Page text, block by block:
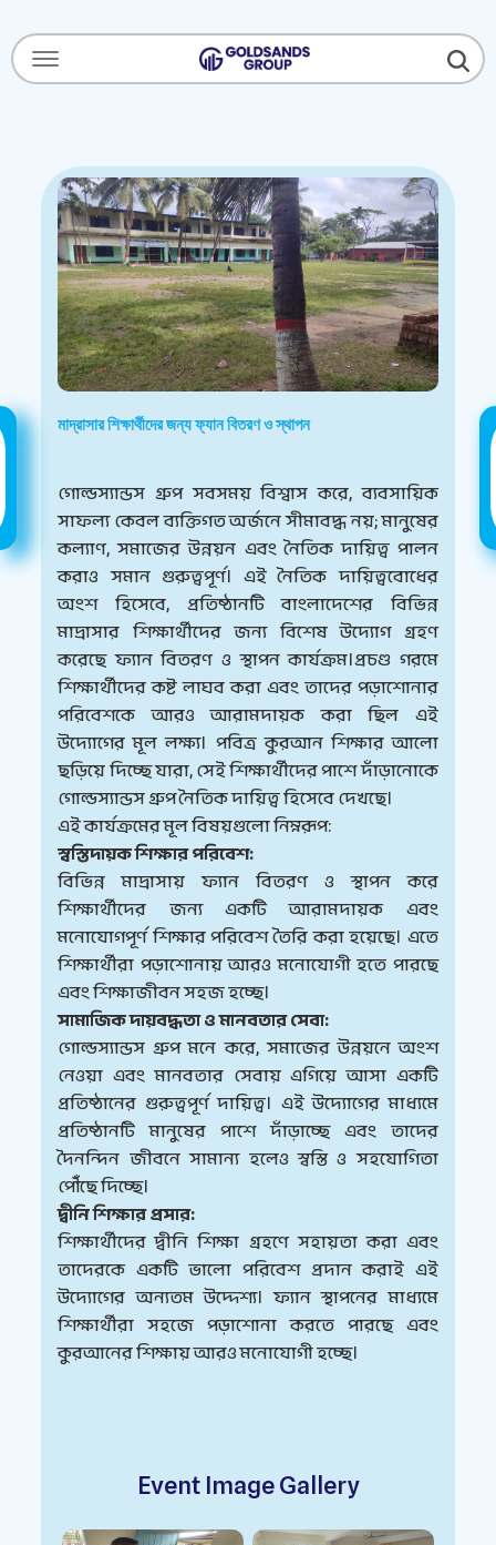
মাদ্রাসার শিক্ষার্থীদের জন্য ফ্যান বিতরণ ও স্থাপন
গোল্ডস্যান্ডস গ্রুপ সবসময় বিশ্বাস করে, ব্যবসায়িক
সাফল্য কেবল ব্যক্তিগত অর্জনে সীমাবদ্ধ নয়; মানুষের
কল্যাণ, সমাজের উন্নয়ন এবং নৈতিক দায়িত্ব পালন
করাও সমান গুরুত্বপূর্ণ। এই নৈতিক দায়িত্ববোধের
অংশ হিসেবে, প্রতিষ্ঠানটি বাংলাদেশের বিভিন্ন
মাদ্রাসার শিক্ষার্থীদের জন্য বিশেষ উদ্যোগ গ্রহণ
করেছে ফ্যান বিতরণ ও স্থাপন কার্যক্রম।প্রচণ্ড গরমে
শিক্ষার্থীদের কষ্ট লাঘব করা এবং তাদের পড়াশোনার
পরিবেশকে আরও আরামদায়ক করা ছিল এই
উদ্যোগের মূল লক্ষ্য। পবিত্র কুরআন শিক্ষার আলো
ছড়িয়ে দিচ্ছে যারা, সেই শিক্ষার্থীদের পাশে দাঁড়ানোকে
গোল্ডস্যান্ডস গ্রুপ নৈতিক দায়িত্ব হিসেবে দেখছে।
এই কার্যক্রমের মূল বিষয়গুলো নিম্নরূপ:
স্বস্তিদায়ক শিক্ষার পরিবেশ:
বিভিন্ন মাদ্রাসায় ফ্যান বিতরণ ও স্থাপন করে
শিক্ষার্থীদের জন্য একটি আরামদায়ক এবং
মনোযোগপূর্ণ শিক্ষার পরিবেশ তৈরি করা হয়েছে। এতে
শিক্ষার্থীরা পড়াশোনায় আরও মনোযোগী হতে পারছে
এবং শিক্ষাজীবন সহজ হচ্ছে।
সামাজিক দায়বদ্ধতা ও মানবতার সেবা:
গোল্ডস্যান্ডস গ্রুপ মনে করে, সমাজের উন্নয়নে অংশ
নেওয়া এবং মানবতার সেবায় এগিয়ে আসা একটি
প্রতিষ্ঠানের গুরুত্বপূর্ণ দায়িত্ব। এই উদ্যোগের মাধ্যমে
প্রতিষ্ঠানটি মানুষের পাশে দাঁড়াচ্ছে এবং তাদের
দৈনন্দিন জীবনে সামান্য হলেও স্বস্তি ও সহযোগিতা
পৌঁছে দিচ্ছে।
দ্বীনি শিক্ষার প্রসার:
শিক্ষার্থীদের দ্বীনি শিক্ষা গ্রহণে সহায়তা করা এবং
তাদেরকে একটি ভালো পরিবেশ প্রদান করাই এই
উদ্যোগের অন্যতম উদ্দেশ্য। ফ্যান স্থাপনের মাধ্যমে
শিক্ষার্থীরা সহজে পড়াশোনা করতে পারছে এবং
কুরআনের শিক্ষায় আরও মনোযোগী হচ্ছে।
Event Image Gallery